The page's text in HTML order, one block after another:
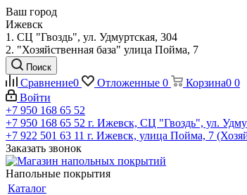
Ваш город
Ижевск
1. СЦ "Гвоздь", ул. Удмуртская, 304
2. "Хозяйственная база" улица Пойма, 7
Поиск
Сравнение0 Отложенные 0 Корзина0 0
Войти
+7 950 168 65 52
+7 950 168 65 52 г. Ижевск, СЦ "Гвоздь", ул.
+7 922 501 63 11 г. Ижевск, улица Пойма, 7
Заказать звонок
Напольные покрытия
Каталог